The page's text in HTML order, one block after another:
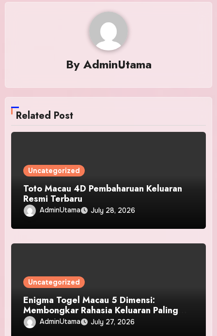
By AdminUtama
Related Post
Uncategorized
Toto Macau 4D Pembaharuan Keluaran
Resmi Terbaru
AdminUtama July 28, 2026
Uncategorized
Enigma Togel Macau 5 Dimensi:
Membongkar Rahasia Keluaran Paling
BaruAdminUtama July 27, 2026